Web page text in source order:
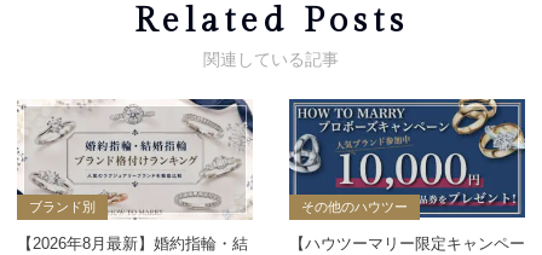
Related Posts
ブランド別
【2026年8月最新】婚約指輪・結
その他のハウツー
【ハウツーマリー限定キャンペー